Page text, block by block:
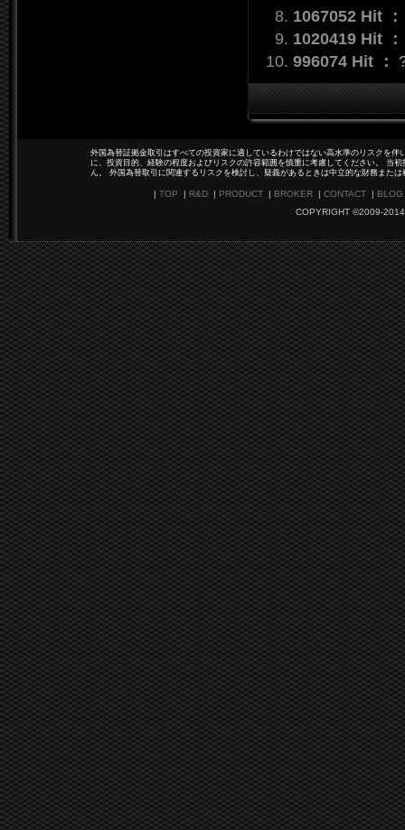
1067052 Hit
1020419 Hit
996074 Hit ：
外国為替証拠金取引はすべての投資家に適しているわけではない高水準のリスクを
に、投資目的、経験の程度およびリスクの許容範囲を慎重に考慮してください。 当
ん。 外国為替取引に関連するリスクを検討し、疑義があるときは中立的な財務また
| TOP | R&D| PRODUCT| BROKER| CONTACT| BLOG
COPYRIGHT ©2009-